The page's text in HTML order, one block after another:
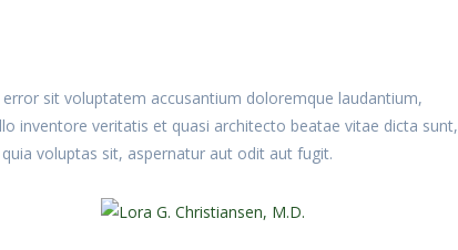
sit voluptatem accusantium doloremque laudantium,
inventore veritatis et quasi architecto beatae vitae dicta sunt,
voluptas sit, aspernatur aut odit aut fugit.